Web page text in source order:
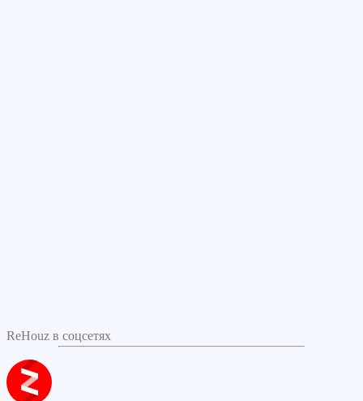
ReHouz в соцсетях